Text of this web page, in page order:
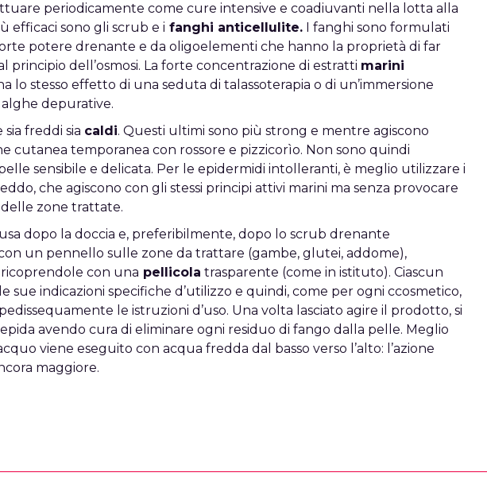
periodicamente come cure intensive e coadiuvanti nella lotta alla
efficaci sono gli scrub e i fanghi anticellulite. I fanghi sono formulati
potere drenante e da oligoelementi che hanno la proprietà di far
principio dell’osmosi. La forte concentrazione di estratti marini
lo stesso effetto di una seduta di talassoterapia o di un’immersione
depurative.
sia freddi sia caldi. Questi ultimi sono più strong e mentre agiscono
cutanea temporanea con rossore e pizzicorìo. Non sono quindi
sensibile e delicata. Per le epidermidi intolleranti, è meglio utilizzare i
che agiscono con gli stessi principi attivi marini ma senza provocare
zone trattate.
dopo la doccia e, preferibilmente, dopo lo scrub drenante
un pennello sulle zone da trattare (gambe, glutei, addome),
con una pellicola trasparente (come in istituto). Ciascun
sue indicazioni specifiche d’utilizzo e quindi, come per ogni ccosmetico,
le istruzioni d’uso. Una volta lasciato agire il prodotto, si
avendo cura di eliminare ogni residuo di fango dalla pelle. Meglio
viene eseguito con acqua fredda dal basso verso l’alto: l’azione
maggiore.